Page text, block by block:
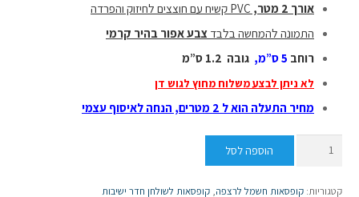
אורך 2 מטר,
PVC קשיח עם חוצצים לחיזוק והפרדה
התמונה להמחשה בלבד צבע אפור בהיר קרמי
רוחב 5 ס”מ, גובה 1.2 ס”מ
לא ניתן לבצע משלוח מחוץ לגוש דן
מחיר התעלה הוא ל 2 מטרים, הנחה לאיסוף עצמי
כמות
הוספה לסל
קטגוריות: קופסאות חשמל לרצפה, קופסאות לשולחן חדר ישיבות